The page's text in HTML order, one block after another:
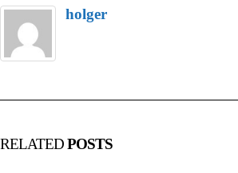
holger
RELATEDPOSTS